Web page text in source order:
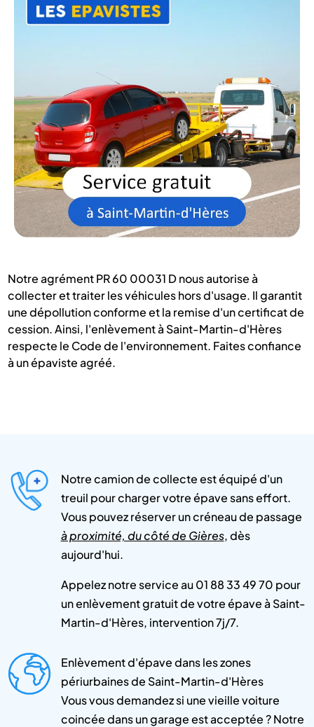
Notre agrément PR 60 00031 D nous autorise à
collecter et traiter les véhicules hors d'usage. Il garantit
une dépollution conforme et la remise d'un certificat de
cession. Ainsi, l'enlèvement à Saint-Martin-d'Hères
respecte le Code de l'environnement. Faites confiance
à un épaviste agréé.
Notre camion de collecte est équipé d'un
treuil pour charger votre épave sans effort.
Vous pouvez réserver un créneau de passage
à proximité, du côté de Gières, dès
aujourd'hui.
Appelez notre service au 01 88 33 49 70 pour
un enlèvement gratuit de votre épave à Saint-
Martin-d'Hères, intervention 7j/7.
Enlèvement d'épave dans les zones
périurbaines de Saint-Martin-d'Hères
Vous vous demandez si une vieille voiture
coincée dans un garage est acceptée ? Notre